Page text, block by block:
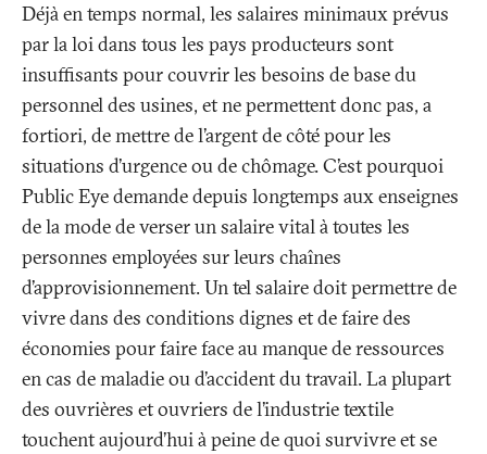
Déjà en temps normal, les salaires minimaux prévus
par la loi dans tous les pays producteurs sont
insuffisants pour couvrir les besoins de base du
personnel des usines, et ne permettent donc pas, a
fortiori, de mettre de l’argent de côté pour les
situations d’urgence ou de chômage. C’est pourquoi
Public Eye demande depuis longtemps aux enseignes
de la mode de verser un salaire vital à toutes les
personnes employées sur leurs chaînes
d’approvisionnement. Un tel salaire doit permettre de
vivre dans des conditions dignes et de faire des
économies pour faire face au manque de ressources
en cas de maladie ou d’accident du travail. La plupart
des ouvrières et ouvriers de l’industrie textile
touchent aujourd’hui à peine de quoi survivre et se